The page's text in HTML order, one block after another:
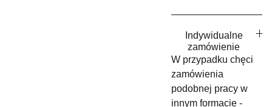
Indywidualne
zamówienie
W przypadku chęci
zamówienia
podobnej pracy w
innym formacie -